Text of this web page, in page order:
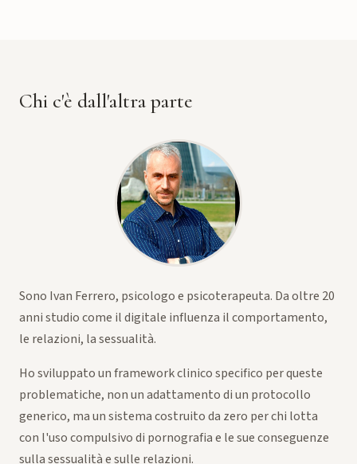
Chi c'è dall'altra parte
Sono Ivan Ferrero, psicologo e psicoterapeuta. Da oltre 20
anni studio come il digitale influenza il comportamento,
le relazioni, la sessualità.
Ho sviluppato un framework clinico specifico per queste
problematiche, non un adattamento di un protocollo
generico, ma un sistema costruito da zero per chi lotta
con l'uso compulsivo di pornografia e le sue conseguenze
sulla sessualità e sulle relazioni.